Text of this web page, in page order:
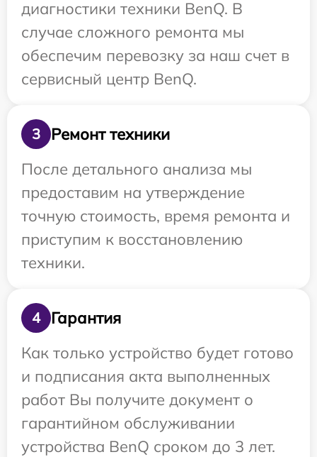
диагностики техники BenQ. В
случае сложного ремонта мы
обеспечим перевозку за наш счет в
сервисный центр BenQ.
3
Ремонт техники
После детального анализа мы
предоставим на утверждение
точную стоимость, время ремонта и
приступим к восстановлению
техники.
4
Гарантия
Как только устройство будет готово
и подписания акта выполненных
работ Вы получите документ о
гарантийном обслуживании
устройства BenQ сроком до 3 лет.